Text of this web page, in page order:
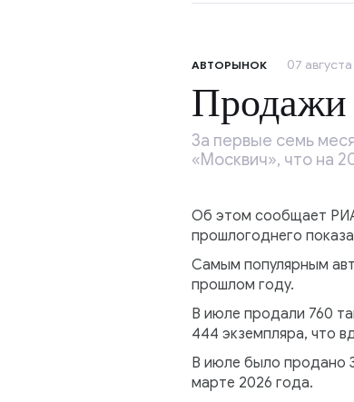
АВТОРЫНОК 07
За первые семь
«Москвич», что на
Об этом сообщает РИА
прошлогоднего
Самым популярным
прошлом году.
В июле продали 760
444 экземпляра, что
В июле было продано
марте 2026 года.